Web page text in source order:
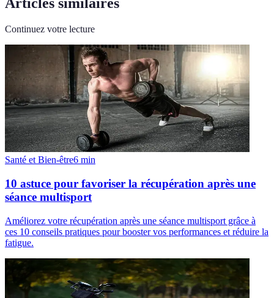
Articles similaires
Continuez votre lecture
Santé et Bien-être6 min
10 astuce pour favoriser la récupération après une
séance multisport
Améliorez votre récupération après une séance multisport grâce à
ces 10 conseils pratiques pour booster vos performances et réduire la
fatigue.